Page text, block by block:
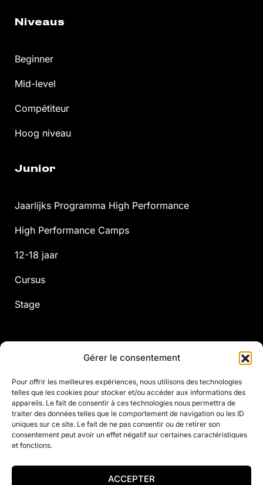
Gérer le consentement
Pour offrir les meilleures expériences, nous utilisons des technologies
telles que les cookies pour stocker et/ou accéder aux informations des
appareils. Le fait de consentir à ces technologies nous permettra de
traiter des données telles que le comportement de navigation ou les ID
uniques sur ce site. Le fait de ne pas consentir ou de retirer son
consentement peut avoir un effet négatif sur certaines caractéristiques
et fonctions.
ACCEPTER
Niveaus
Beginner
Mid-level
Compétiteur
Hoog niveau
Junior
Jaarlijks Programma High Performance
High Performance Camps
12-18 jaar
Cursus
Stage
Jaarlijks
Stage
Custom
Fitness